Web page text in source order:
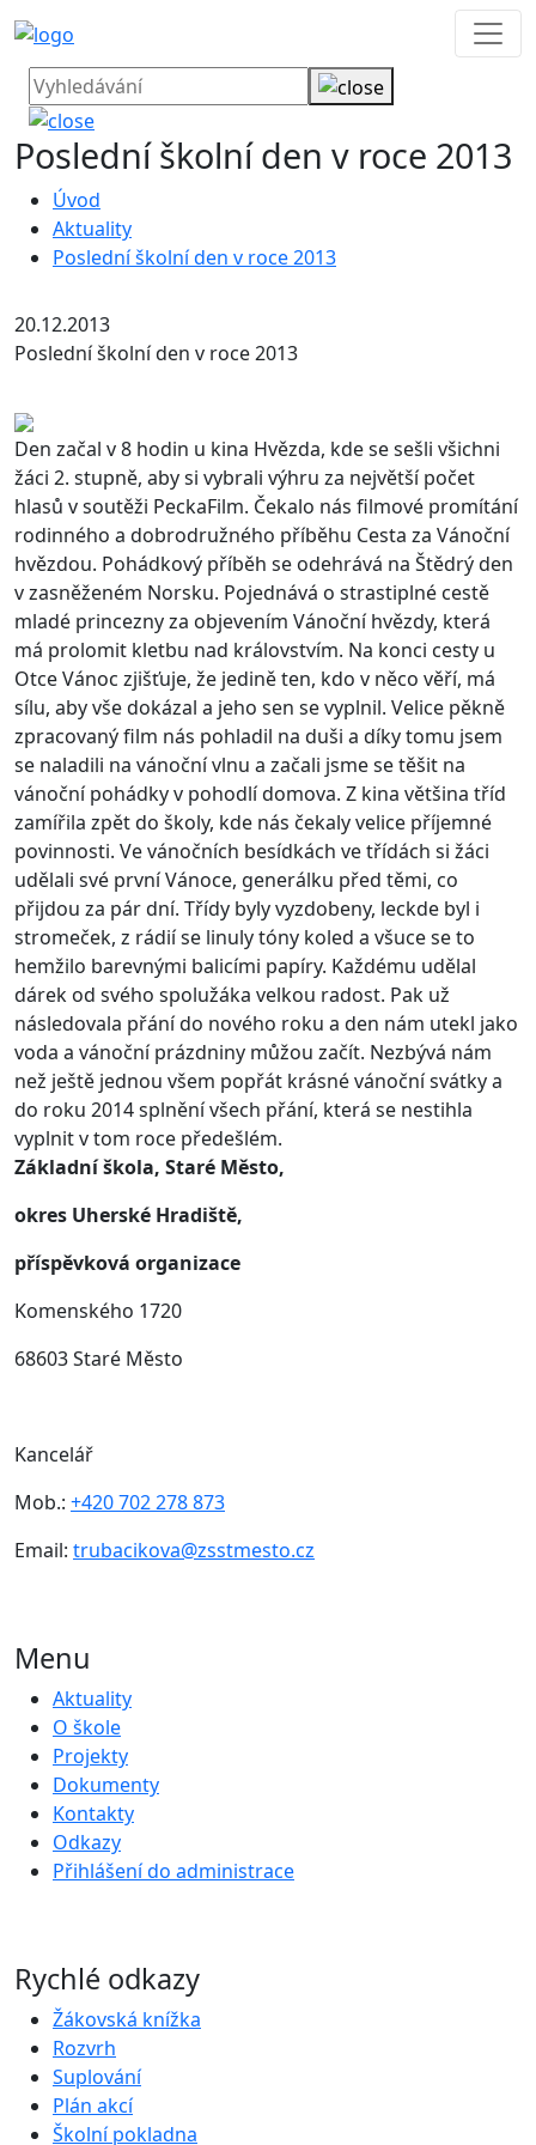
Poslední školní den v roce 2013
Úvod
Aktuality
Poslední školní den v roce 2013
20.12.2013
Poslední školní den v roce 2013
Den začal v 8 hodin u kina Hvězda, kde se sešli všichni
žáci 2. stupně, aby si vybrali výhru za největší počet
hlasů v soutěži PeckaFilm. Čekalo nás filmové promítání
rodinného a dobrodružného příběhu Cesta za Vánoční
hvězdou. Pohádkový příběh se odehrává na Štědrý den
v zasněženém Norsku. Pojednává o strastiplné cestě
mladé princezny za objevením Vánoční hvězdy, která
má prolomit kletbu nad královstvím. Na konci cesty u
Otce Vánoc zjišťuje, že jedině ten, kdo v něco věří, má
sílu, aby vše dokázal a jeho sen se vyplnil. Velice pěkně
zpracovaný film nás pohladil na duši a díky tomu jsem
se naladili na vánoční vlnu a začali jsme se těšit na
vánoční pohádky v pohodlí domova. Z kina většina tříd
zamířila zpět do školy, kde nás čekaly velice příjemné
povinnosti. Ve vánočních besídkách ve třídách si žáci
udělali své první Vánoce, generálku před těmi, co
přijdou za pár dní. Třídy byly vyzdobeny, leckde byl i
stromeček, z rádií se linuly tóny koled a všuce se to
hemžilo barevnými balicími papíry. Každému udělal
dárek od svého spolužáka velkou radost. Pak už
následovala přání do nového roku a den nám utekl jako
voda a vánoční prázdniny můžou začít. Nezbývá nám
než ještě jednou všem popřát krásné vánoční svátky a
do roku 2014 splnění všech přání, která se nestihla
vyplnit v tom roce předešlém.
Základní škola, Staré Město,
okres Uherské Hradiště,
příspěvková organizace
Komenského 1720
68603 Staré Město
Kancelář
Mob.: +420 702 278 873
Email: trubacikova@zsstmesto.cz
Menu
Aktuality
O škole
Projekty
Dokumenty
Kontakty
Odkazy
Přihlášení do administrace
Rychlé odkazy
Žákovská knížka
Rozvrh
Suplování
Plán akcí
Školní pokladna